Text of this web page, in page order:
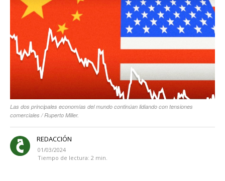
Las dos principales economías del mundo continúan lidiando con tensiones
comerciales / Ruperto Miller.
REDACCIÓN
01/03/2024
Tiempo de lectura: 2 min.